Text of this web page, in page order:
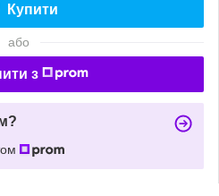
Купити
або
з